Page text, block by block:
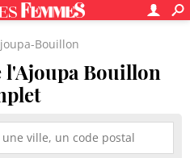
Bouillon
l'Ajoupa Bouillon